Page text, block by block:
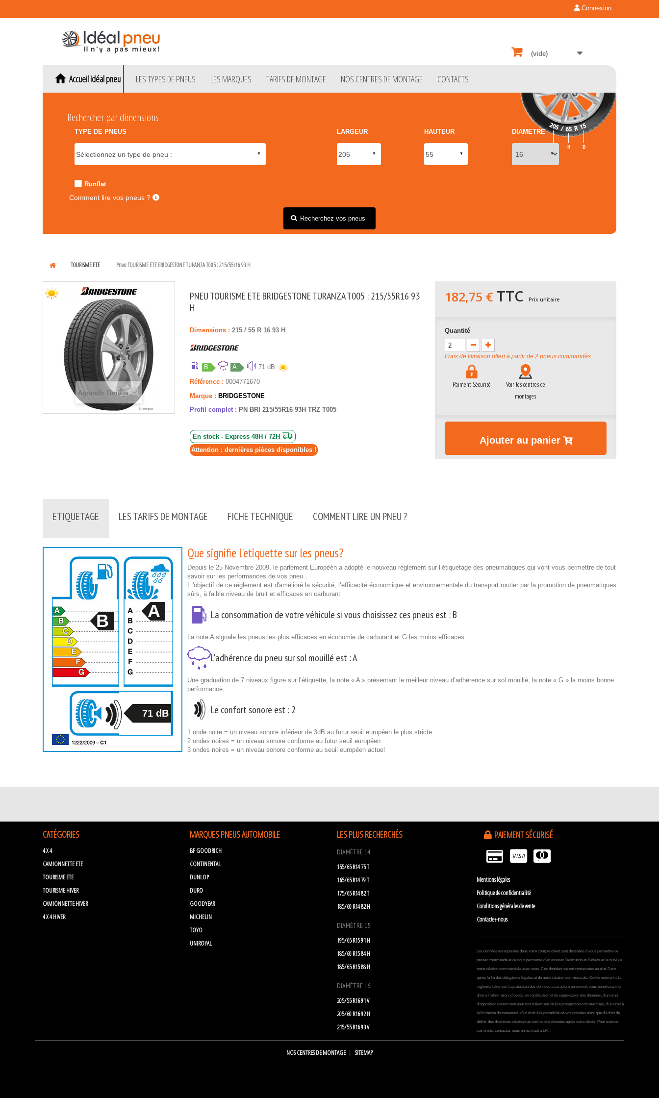
Connexion
(vide)
Accueil Idéal pneu LES TYPES DE PNEUS LES MARQUES TARIFS DE MONTAGE NOS CENTRES DE MONTAGE CONTACTS
Rechercher par dimensions
TYPE DE PNEUS LARGEUR HAUTEUR DIAMETRE
Runflat
Comment lire vos pneus ?
Recherchez vos pneus
TOURISME ETE Pneu TOURISME ETE BRIDGESTONE TURANZA T005 : 215/55r16 93 H
Agrandir l'image
PNEU TOURISME ETE BRIDGESTONE TURANZA T005 : 215/55R16 93
H
Dimensions : 215 / 55 R 16 93 H
B A 71 dB
Référence : 0004771670
Marque : BRIDGESTONE
Profil complet : PN BRI 215/55R16 93H TRZ T005
En stock - Express 48H / 72H
Attention : dernières pièces disponibles !
182,75 € TTC Prix unitaire
Quantité
Frais de livraison offert à partir de 2 pneus commandés
Paiment Sécurisé
Voir les centres de
montages
Ajouter au panier
ETIQUETAGE LES TARIFS DE MONTAGE FICHE TECHNIQUE COMMENT LIRE UN PNEU ?
B A
71 dB
Que signifie l'etiquette sur les pneus?
Depuis le 25 Novembre 2009, le parlement Européén a adopté le nouveau règlement sur l’étiquetage des pneumatiques qui vont vous permettre de tout
savoir sur les performances de vos pneu .
L 'objectif de ce réglement est d'amélioré la sécurité, l’efficacité économique et environnementale du transport routier par la promotion de pneumatiques
sûrs, à faible niveau de bruit et efficaces en carburant
La consommation de votre véhicule si vous choisissez ces pneus est :B
La note A signale les pneus les plus efficaces en économie de carburant et G les moins efficaces.
L'adhérence du pneu sur sol mouillé est :A
Une graduation de 7 niveaux figure sur l’étiquette, la note « A » présentant le meilleur niveau d’adhérence sur sol mouillé, la note « G » la moins bonne
performance.
Le confort sonore est :2
1 onde noire = un niveau sonore inférieur de 3dB au futur seuil européen le plus stricte
2 ondes noires = un niveau sonore conforme au futur seuil européen
3 ondes noires = un niveau sonore conforme au seuil européen actuel
CATÉGORIES
4 X 4
CAMIONNETTE ETE
TOURISME ETE
TOURISME HIVER
CAMIONNETTE HIVER
4 X 4 HIVER
MARQUES PNEUS AUTOMOBILE
BF GOODRICH
CONTINENTAL
DUNLOP
DURO
GOODYEAR
MICHELIN
TOYO
UNIROYAL
LES PLUS RECHERCHÉS
DIAMÈTRE 14
155/65 R14 75 T
165/65 R14 79 T
175/65 R14 82 T
185/60 R14 82 H
DIAMÈTRE 15
195/65 R15 91 H
185/60 R15 84 H
185/65 R15 88 H
DIAMÈTRE 16
205/55 R16 91 V
205/60 R16 92 H
215/55 R16 93 V
PAIEMENT SÉCURISÉ
Mentions légales
Politique de confidentialité
Conditions générales de vente
Contactez-nous
Les données enregistrées dans votre compte client sont destinées à vous permettre de
passer commande et de nous permettre d’en assurer l’exécution et d’effectuer le suivi de
notre relation commerciale avec vous. Ces données seront conservées au plus 3 ans
après la fin des obligations légales et de notre relation commerciale. Conformément à la
réglementation sur la protection des données à caractère personnel, vous bénéficiez d’un
droit à l’information, d’accès, de rectification et de suppression des données, d’un droit
d’opposition notamment pour tout traitement lié à la prospection commerciale, d’un droit à
la limitation du traitement, d’un droit à la portabilité de vos données ainsi que du droit de
définir des directives relatives au sort de vos données après votre décès. Pour exercer
ces droits, contactez-nous en écrivant à LPI, .
NOS CENTRES DE MONTAGE SITEMAP